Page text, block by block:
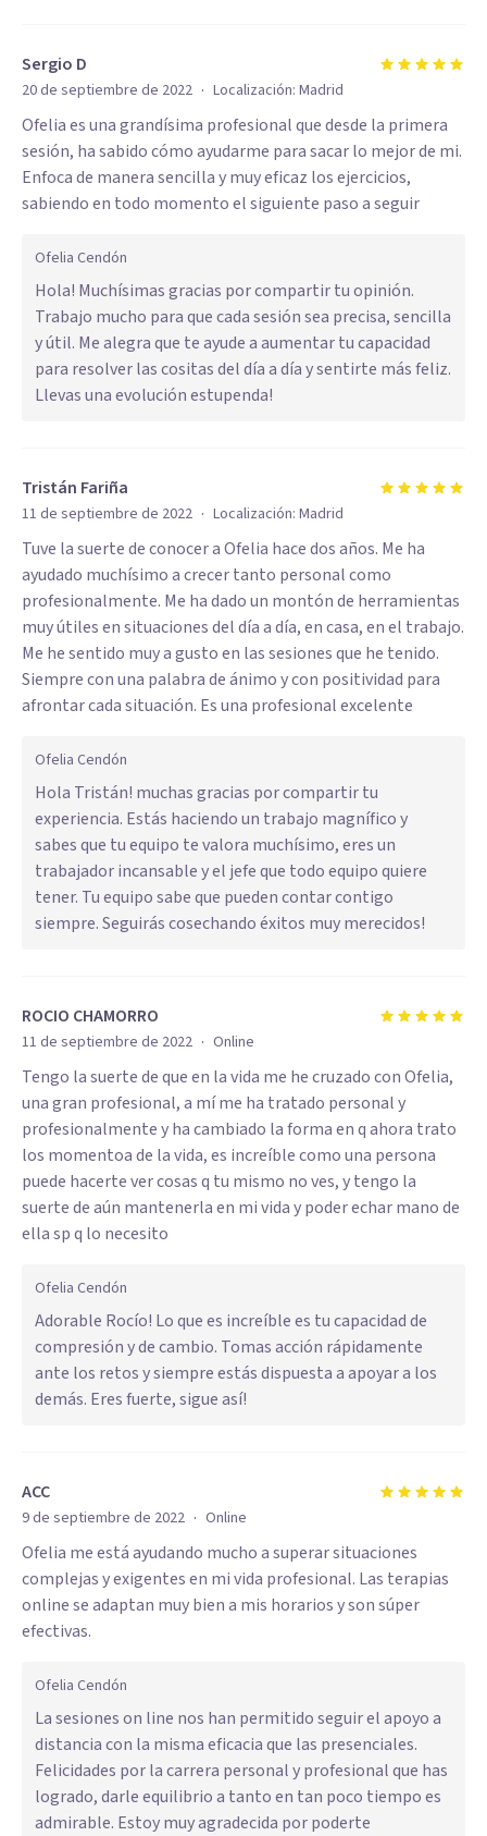
Sergio D
20 de septiembre de 2022 · Localización: Madrid
Ofelia es una grandísima profesional que desde la primera
sesión, ha sabido cómo ayudarme para sacar lo mejor de mi.
Enfoca de manera sencilla y muy eficaz los ejercicios,
sabiendo en todo momento el siguiente paso a seguir
Ofelia Cendón
Hola! Muchísimas gracias por compartir tu opinión.
Trabajo mucho para que cada sesión sea precisa, sencilla
y útil. Me alegra que te ayude a aumentar tu capacidad
para resolver las cositas del día a día y sentirte más feliz.
Llevas una evolución estupenda!
Tristán Fariña
11 de septiembre de 2022 · Localización: Madrid
Tuve la suerte de conocer a Ofelia hace dos años. Me ha
ayudado muchísimo a crecer tanto personal como
profesionalmente. Me ha dado un montón de herramientas
muy útiles en situaciones del día a día, en casa, en el trabajo.
Me he sentido muy a gusto en las sesiones que he tenido.
Siempre con una palabra de ánimo y con positividad para
afrontar cada situación. Es una profesional excelente
Ofelia Cendón
Hola Tristán! muchas gracias por compartir tu
experiencia. Estás haciendo un trabajo magnífico y
sabes que tu equipo te valora muchísimo, eres un
trabajador incansable y el jefe que todo equipo quiere
tener. Tu equipo sabe que pueden contar contigo
siempre. Seguirás cosechando éxitos muy merecidos!
ROCIO CHAMORRO
11 de septiembre de 2022 · Online
Tengo la suerte de que en la vida me he cruzado con Ofelia,
una gran profesional, a mí me ha tratado personal y
profesionalmente y ha cambiado la forma en q ahora trato
los momentoa de la vida, es increíble como una persona
puede hacerte ver cosas q tu mismo no ves, y tengo la
suerte de aún mantenerla en mi vida y poder echar mano de
ella sp q lo necesito
Ofelia Cendón
Adorable Rocío! Lo que es increíble es tu capacidad de
compresión y de cambio. Tomas acción rápidamente
ante los retos y siempre estás dispuesta a apoyar a los
demás. Eres fuerte, sigue así!
ACC
9 de septiembre de 2022 · Online
Ofelia me está ayudando mucho a superar situaciones
complejas y exigentes en mi vida profesional. Las terapias
online se adaptan muy bien a mis horarios y son súper
efectivas.
Ofelia Cendón
La sesiones on line nos han permitido seguir el apoyo a
distancia con la misma eficacia que las presenciales.
Felicidades por la carrera personal y profesional que has
logrado, darle equilibrio a tanto en tan poco tiempo es
admirable. Estoy muy agradecida por poderte